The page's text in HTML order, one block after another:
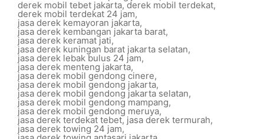
derek mobil tebet jakarta,derek mobil terdekat,
derek mobil terdekat 24 jam,
jasa derek kemayoran jakarta,
jasa derek kembangan jakarta barat,
jasa derek keramat jati,
jasa derek kuningan barat jakarta selatan,
jasa derek lebak bulus 24 jam,
jasa derek menteng jakarta,
jasa derek mobil gendong cinere,
jasa derek mobil gendong jakarta,
jasa derek mobil gendong jakarta selatan,
jasa derek mobil gendong mampang,
jasa derek mobil gendong meruya,
jasa derek terdekat tebet, jasa derek termurah,
jasa derek towing 24 jam,